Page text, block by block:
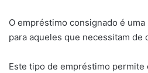
O empréstimo consignado é
para aqueles que necessitam de
Este tipo de empréstimo permite